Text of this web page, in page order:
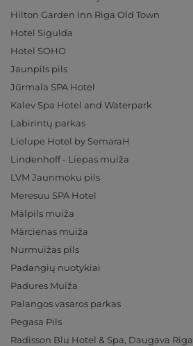
Hilton Garden Inn Riga Old Town
Hotel Sigulda
Hotel SOHO
Jaunpils pils
Jūrmala SPA Hotel
Kalev Spa Hotel and Waterpark
Labirintų parkas
Lielupe Hotel by SemaraH
Lindenhoff - Liepas muiža
LVM Jaunmoku pils
Meresuu SPA Hotel
Mālpils muiža
Mārcienas muiža
Nurmuižas pils
Padangių nuotykiai
Padures Muiža
Palangos vasaros parkas
Pegasa Pils
Radisson Blu Hotel & Spa, Daugava Riga